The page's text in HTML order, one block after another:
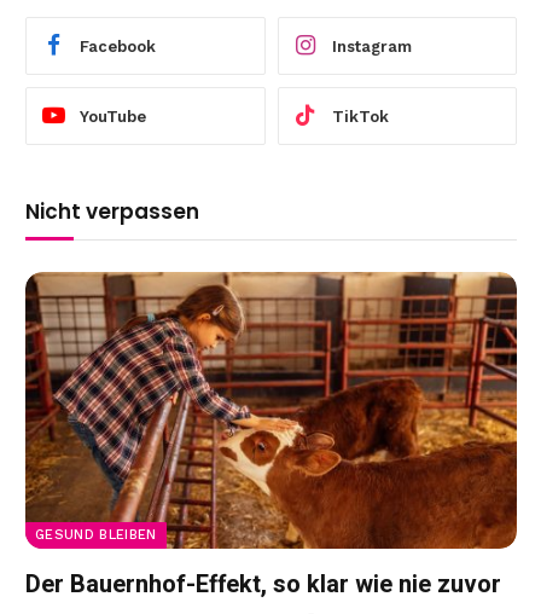
Facebook Instagram
YouTube TikTok
Nicht verpassen
GESUND BLEIBEN
Der Bauernhof-Effekt, so klar wie nie zuvor